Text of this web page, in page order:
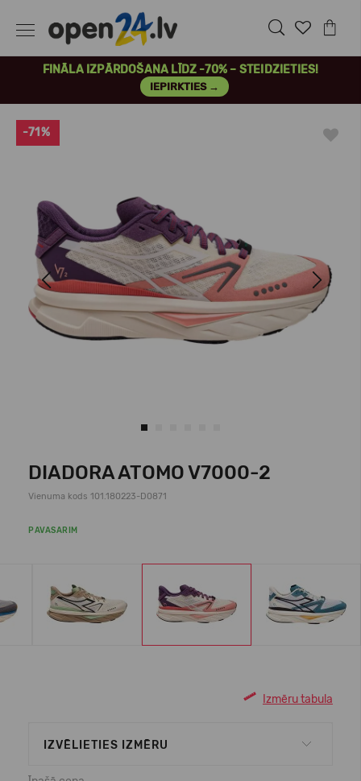
FINĀLA IZPĀRDOŠANA LĪDZ -70% – STEIDZIETIES!
IEPIRKTIES →
Previous Next
-71%
DIADORA ATOMO V7000-2
Vienuma kods 101.180223-D0871
PAVASARIM
Izmēru tabula
IZVĒLIETIES IZMĒRU